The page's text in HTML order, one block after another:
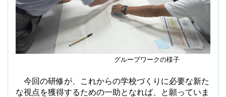
グループワークの様子
今回の研修が、これからの学校づくりに必要な新た
な視点を獲得するための一助となれば、と願っていま